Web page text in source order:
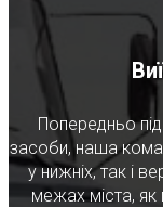
Попередньо
засоби, наша
у нижніх, так і
межах міста, як